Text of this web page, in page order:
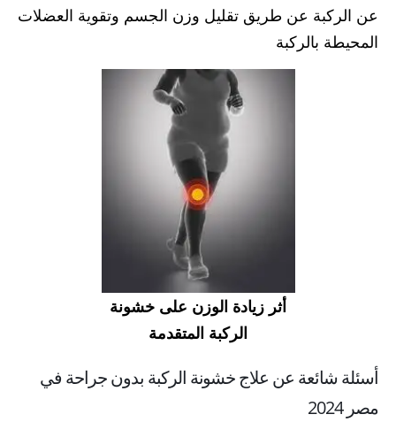
عن الركبة عن طريق تقليل وزن الجسم وتقوية العضلات
المحيطة بالركبة
أثر زيادة الوزن على خشونة
الركبة المتقدمة
أسئلة شائعة عن علاج خشونة الركبة بدون جراحة في
مصر 2024